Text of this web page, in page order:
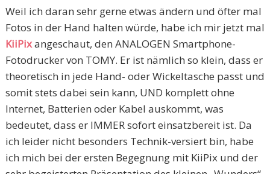
Weil ich daran sehr gerne etwas ändern und öfter mal
Fotos in der Hand halten würde, habe ich mir jetzt mal
KiiPixangeschaut, den ANALOGEN Smartphone-
Fotodrucker von TOMY. Er ist nämlich so klein, dass er
theoretisch in jede Hand- oder Wickeltasche passt und
somit stets dabei sein kann, UND komplett ohne
Internet, Batterien oder Kabel auskommt, was
bedeutet, dass er IMMER sofort einsatzbereit ist. Da
ich leider nicht besonders Technik-versiert bin, habe
ich mich bei der ersten Begegnung mit KiiPix und der